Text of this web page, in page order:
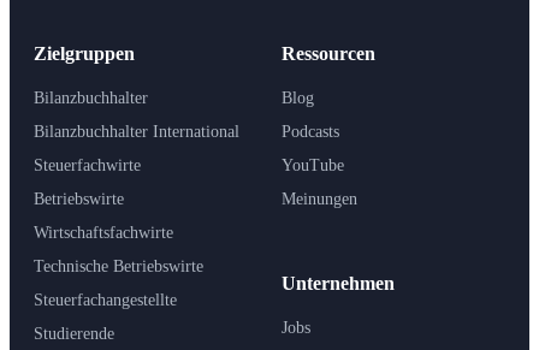
Zielgruppen
Bilanzbuchhalter
Bilanzbuchhalter International
Steuerfachwirte
Betriebswirte
Wirtschaftsfachwirte
Technische Betriebswirte
Steuerfachangestellte
Studierende
Ressourcen
Blog
Podcasts
YouTube
Meinungen
Unternehmen
Jobs